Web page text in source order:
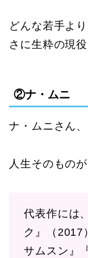
どんな若手よ
さに生粋の現
②ナ・ムニ
ナ・ムニさん
人生そのもの
代表作には
ク』（2017
サムスン』